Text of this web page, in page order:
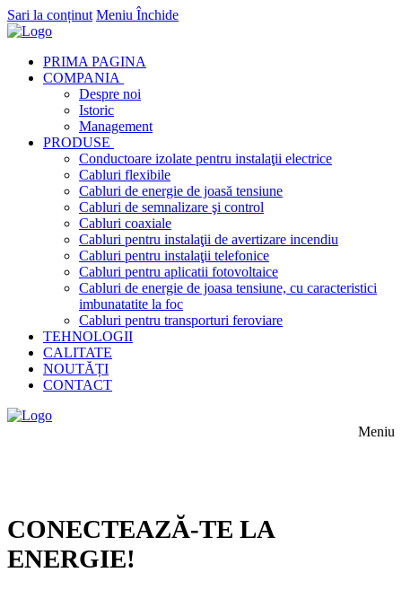
Sari la conținut Meniu Închide
PRIMA PAGINA
COMPANIA
Despre noi
Istoric
Management
PRODUSE
Conductoare izolate pentru instalaţii electrice
Cabluri flexibile
Cabluri de energie de joasă tensiune
Cabluri de semnalizare şi control
Cabluri coaxiale
Cabluri pentru instalaţii de avertizare incendiu
Cabluri pentru instalaţii telefonice
Cabluri pentru aplicatii fotovoltaice
Cabluri de energie de joasa tensiune, cu caracteristici
imbunatatite la foc
Cabluri pentru transporturi feroviare
TEHNOLOGII
CALITATE
NOUTĂȚI
CONTACT
Meniu
CONECTEAZĂ-TE LA
ENERGIE!